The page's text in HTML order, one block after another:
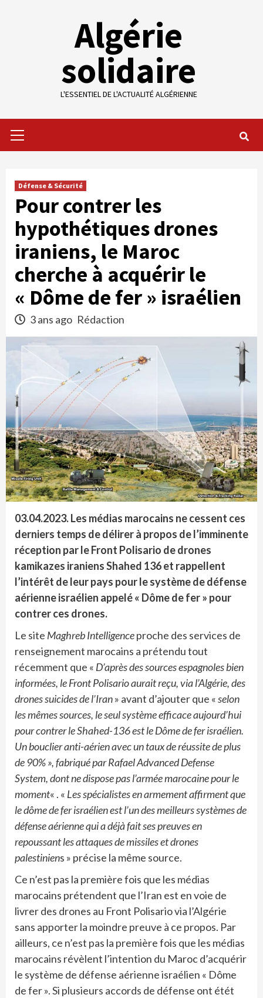
Algérie
solidaire
L'ESSENTIEL DE L'ACTUALITÉ ALGÉRIENNE
Menu
Défense & Sécurité
Pour contrer les
hypothétiques drones
iraniens, le Maroc
cherche à acquérir le
« Dôme de fer » israélien
3 ans ago Rédaction
03.04.2023. Les médias marocains ne cessent ces
derniers temps de délirer à propos de l’imminente
réception par le Front Polisario de drones
kamikazes iraniens Shahed 136 et rappellent
l’intérêt de leur pays pour le système de défense
aérienne israélien appelé « Dôme de fer » pour
contrer ces drones.
Le site Maghreb Intelligenceproche des services de
renseignement marocains a prétendu tout
récemment que « D’après des sources espagnoles bien
informées, le Front Polisario aurait reçu, via l’Algérie, des
drones suicides de l’Iran» avant d’ajouter que «selon
les mêmes sources, le seul système efficace aujourd’hui
pour contrer le Shahed-136 est le Dôme de fer israélien.
Un bouclier anti-aérien avec un taux de réussite de plus
de 90% », fabriqué par Rafael Advanced Defense
System, dont ne dispose pas l’armée marocaine pour le
moment« . « Les spécialistes en armement affirment que
le dôme de fer israélien est l’un des meilleurs systèmes de
défense aérienne qui a déjà fait ses preuves en
repoussant les attaques de missiles et drones
palestiniens » précise la même source.
Ce n’est pas la première fois que les médias
marocains prétendent que l’Iran est en voie de
livrer des drones au Front Polisario via l’Algérie
sans apporter la moindre preuve à ce propos. Par
ailleurs, ce n’est pas la première fois que les médias
marocains révèlent l’intention du Maroc d’acquérir
le système de défense aérienne israélien « Dôme
de fer ». Si plusieurs accords de défense ont étét